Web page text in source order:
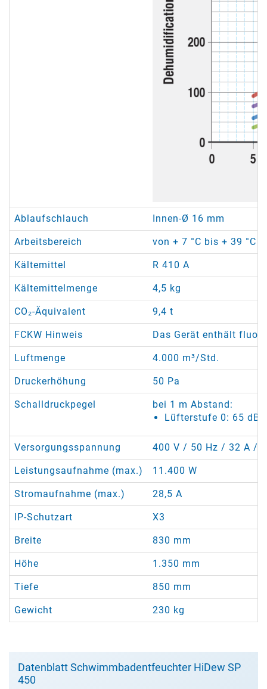
Ablaufschlauch Innen-Ø 16 mm
Arbeitsbereich von + 7 °C bis + 39 °C
Kältemittel R 410 A
Kältemittelmenge 4,5 kg
CO₂-Äquivalent 9,4 t
FCKW Hinweis Das Gerät enthält
Luftmenge 4.000 m³/Std.
Druckerhöhung 50 Pa
Schalldruckpegel
bei 1 m Abstand:
Lüfterstufe 0: 65
Versorgungsspannung 400 V / 50 Hz / 32 A /
Leistungsaufnahme (max.) 11.400 W
Stromaufnahme (max.) 28,5 A
IP-Schutzart X3
Breite 830 mm
Höhe 1.350 mm
Tiefe 850 mm
Gewicht 230 kg
Datenblatt Schwimmbadentfeuchter HiDew SP
450